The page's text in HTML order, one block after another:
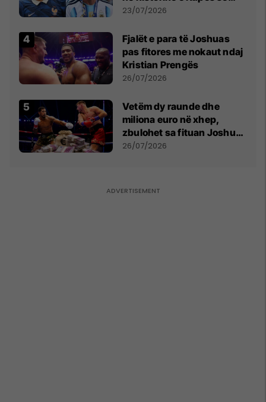
Botës, Messi mbetet i dyti
23/07/2026
Fjalët e para të Joshuas
pas fitores me nokaut ndaj
Kristian Prengës
26/07/2026
Vetëm dy raunde dhe
miliona euro në xhep,
zbulohet sa fituan Joshua
e Prenga
26/07/2026